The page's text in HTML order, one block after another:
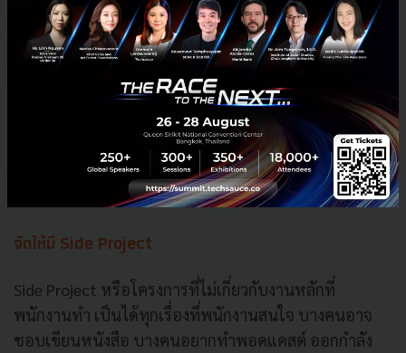
ในหนึ่งวันพนักงานบางคนมีหน้าที่หลายอย่าง ถ้าการ
ทำงานที่ได้รับมอบหมาย ตามความหน้าที่รับผิดชอบกิน
เวลาส่วนใหญ่ไปแล้ว การจะให้พนักงานมาคิดสร้างสรรค์
อีกเป็นเรื่องที่ยากมาก ถ้าองค์กรต้องการไอเดียที่ดี ก็ต้อง
จัดสรรให้พนักงานมีเวลาได้คิด หรืออาจจัดกิจกรรมอย่าง
Hackathon ในหนึ่งวันก็ได้
จัดให้มี Side Project
Side Project หรือโครงการที่ไม่เกี่ยวกับงานหลักที่
พนักงานทำ เป็นได้ทุกเรื่องที่พนักงานสนใจ บางคนอาจ
ชอบเขียนหนังสือ บางคนอยากทำพอดแคสต์ ออกกำลัง